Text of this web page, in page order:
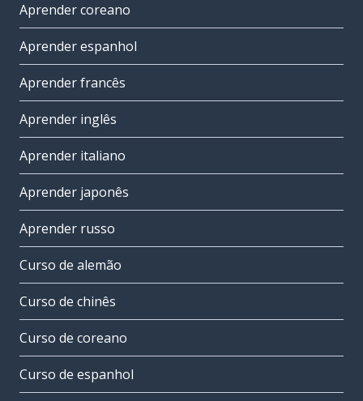
Aprender coreano
Aprender espanhol
Aprender francês
Aprender inglês
Aprender italiano
Aprender japonês
Aprender russo
Curso de alemão
Curso de chinês
Curso de coreano
Curso de espanhol